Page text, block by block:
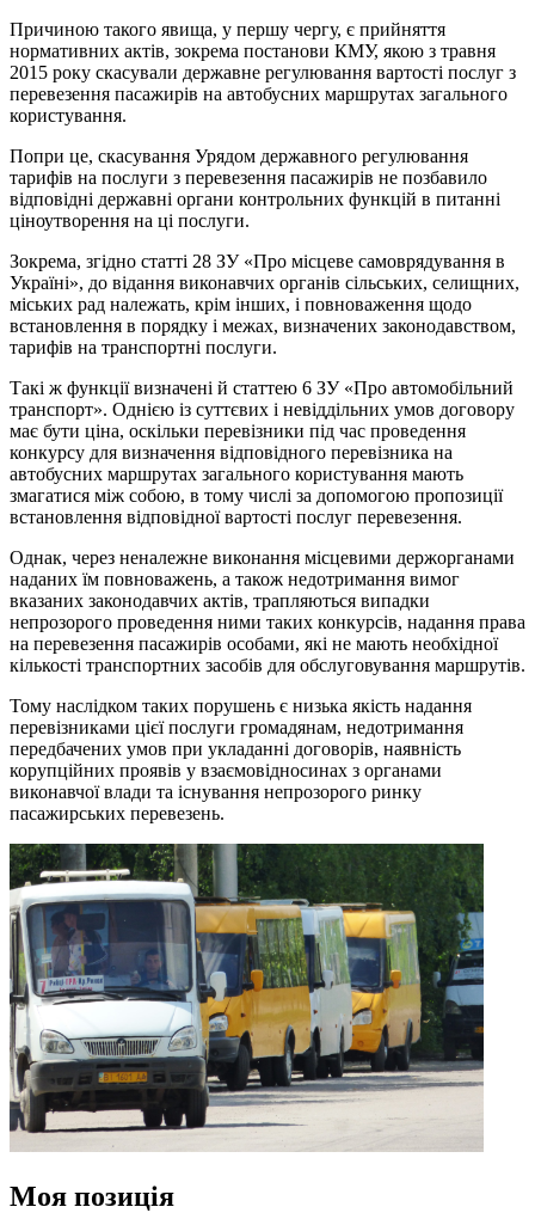
Причиною такого явища, у першу чергу, є прийняття
нормативних актів, зокрема постанови КМУ, якою з травня
2015 року скасували державне регулювання вартості послуг з
перевезення пасажирів на автобусних маршрутах загального
користування.
Попри це, скасування Урядом державного регулювання
тарифів на послуги з перевезення пасажирів не позбавило
відповідні державні органи контрольних функцій в питанні
ціноутворення на ці послуги.
Зокрема, згідно статті 28 ЗУ «Про місцеве самоврядування в
Україні», до відання виконавчих органів сільських, селищних,
міських рад належать, крім інших, і повноваження щодо
встановлення в порядку і межах, визначених законодавством,
тарифів на транспортні послуги.
Такі ж функції визначені й статтею 6 ЗУ «Про автомобільний
транспорт». Однією із суттєвих і невіддільних умов договору
має бути ціна, оскільки перевізники під час проведення
конкурсу для визначення відповідного перевізника на
автобусних маршрутах загального користування мають
змагатися між собою, в тому числі за допомогою пропозиції
встановлення відповідної вартості послуг перевезення.
Однак, через неналежне виконання місцевими держорганами
наданих їм повноважень, а також недотримання вимог
вказаних законодавчих актів, трапляються випадки
непрозорого проведення ними таких конкурсів, надання права
на перевезення пасажирів особами, які не мають необхідної
кількості транспортних засобів для обслуговування маршрутів.
Тому наслідком таких порушень є низька якість надання
перевізниками цієї послуги громадянам, недотримання
передбачених умов при укладанні договорів, наявність
корупційних проявів у взаємовідносинах з органами
виконавчої влади та існування непрозорого ринку
пасажирських перевезень.
Моя позиція